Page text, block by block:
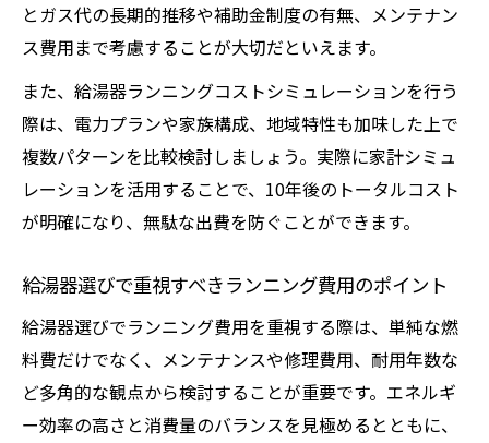
とガス代の長期的推移や補助金制度の有無、メンテナン
ス費用まで考慮することが大切だといえます。
また、給湯器ランニングコストシミュレーションを行う
際は、電力プランや家族構成、地域特性も加味した上で
複数パターンを比較検討しましょう。実際に家計シミュ
レーションを活用することで、10年後のトータルコスト
が明確になり、無駄な出費を防ぐことができます。
給湯器選びで重視すべきランニング費用のポイント
給湯器選びでランニング費用を重視する際は、単純な燃
料費だけでなく、メンテナンスや修理費用、耐用年数な
ど多角的な観点から検討することが重要です。エネルギ
ー効率の高さと消費量のバランスを見極めるとともに、